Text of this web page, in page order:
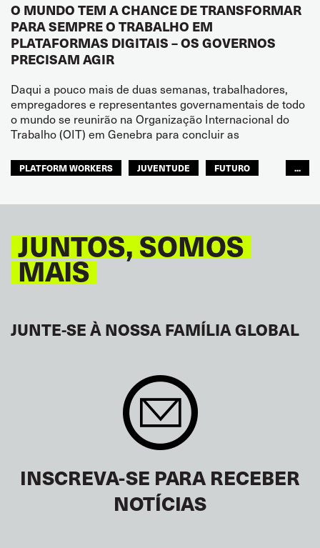
O MUNDO TEM A CHANCE DE TRANSFORMAR
PARA SEMPRE O TRABALHO EM
PLATAFORMAS DIGITAIS – OS GOVERNOS
PRECISAM AGIR
Daqui a pouco mais de duas semanas, trabalhadores,
empregadores e representantes governamentais de todo
o mundo se reunirão na Organização Internacional do
Trabalho (OIT) em Genebra para concluir as
PLATFORM WORKERS JUVENTUDE
FUTURO
...
JUNTOS, SOMOS
MAIS
JUNTE-SE À NOSSA FAMÍLIA GLOBAL
INSCREVA-SE PARA RECEBER
NOTÍCIAS